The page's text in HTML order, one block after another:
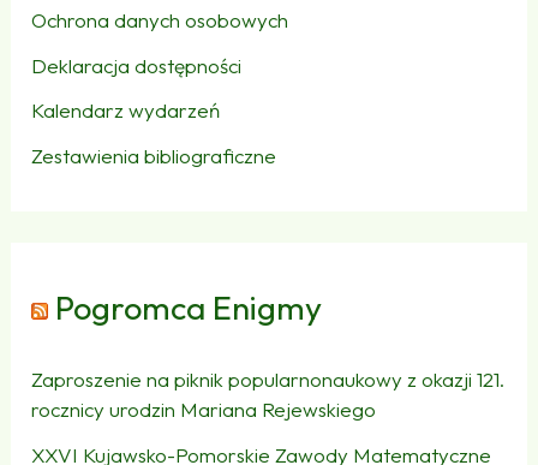
Ochrona danych osobowych
Deklaracja dostępności
Kalendarz wydarzeń
Zestawienia bibliograficzne
Pogromca Enigmy
Zaproszenie na piknik popularnonaukowy z okazji 121.
rocznicy urodzin Mariana Rejewskiego
XXVI Kujawsko-Pomorskie Zawody Matematyczne